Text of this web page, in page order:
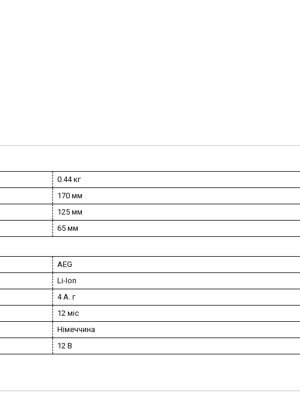
0.44 кг
170 мм
125 мм
65 мм
AEG
Li-Ion
4 А. г
12 міс
Німеччина
12 В